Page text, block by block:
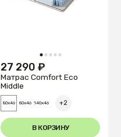
1 2 3 4 5
27 290 ₽
Матрас Comfort Eco
Middle
80x46 80x46 140x46 +2
В КОРЗИНУ